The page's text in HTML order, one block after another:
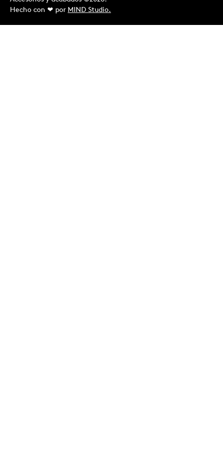
Hecho con ❤︎ por MIND Studio.